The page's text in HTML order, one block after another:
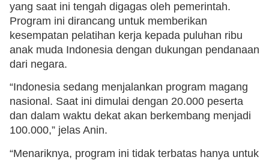
yang saat ini tengah digagas oleh pemerintah.
Program ini dirancang untuk memberikan
kesempatan pelatihan kerja kepada puluhan ribu
anak muda Indonesia dengan dukungan pendanaan
dari negara.
“Indonesia sedang menjalankan program magang
nasional. Saat ini dimulai dengan 20.000 peserta
dan dalam waktu dekat akan berkembang menjadi
100.000,” jelas Anin.
“Menariknya, program ini tidak terbatas hanya untuk